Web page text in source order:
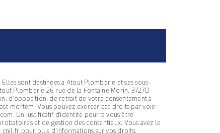
sont destinées à Atout Plomberie et ses sous-
Plomberie 26 rue de la Fontaine Morin, 37270
d’opposition, de retrait de votre consentement à
mortem. Vous pouvez exercer ces droits par voie
Un justificatif d'identité pourra vous être
et de gestion des contentieux. Vous avez le
cnil.fr pour plus d’informations sur vos droits.